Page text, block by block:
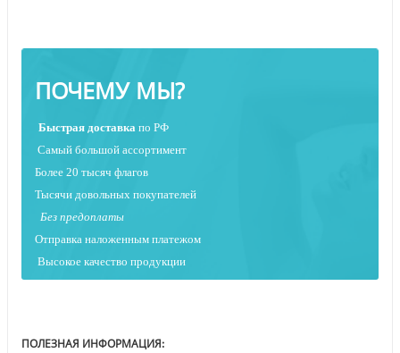
ПОЧЕМУ МЫ?
Быстрая доставка по РФ
Самый большой ассортимент
Более 20 тысяч флагов
Тысячи довольных покупателей
Без предоплаты
Отправка наложенным платежом
Высокое качество продукции
ПОЛЕЗНАЯ ИНФОРМАЦИЯ: